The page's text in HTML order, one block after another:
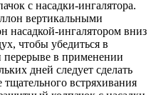
с насадки-ингалятора.
вертикальными
насадкой-ингалятором вниз
чтобы убедиться в
перерыве в применении
дней следует сделать
встряхивания